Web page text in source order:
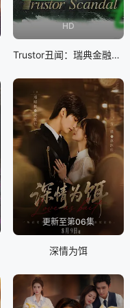
HD
Trustor丑闻：瑞典金融案内幕
更新至第06集
深情为饵